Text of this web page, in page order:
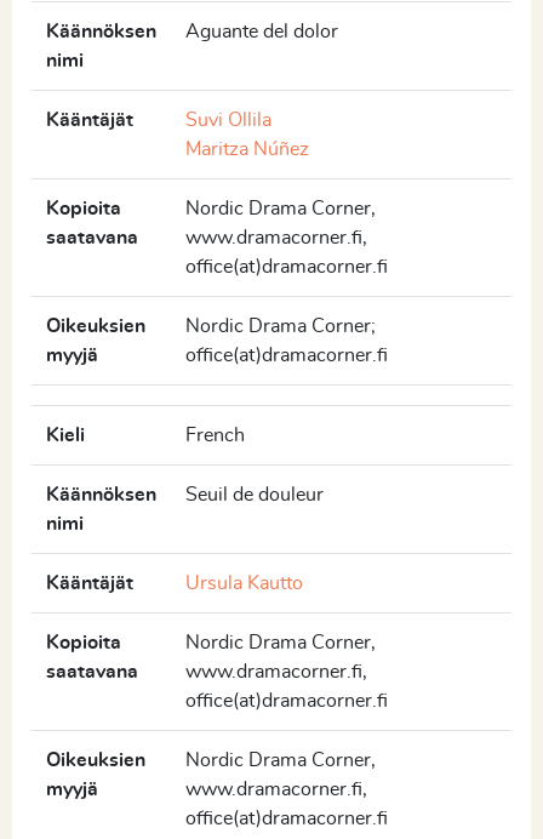
Käännöksen
nimi
Aguante del dolor
Kääntäjät
Suvi Ollila
Maritza Núñez
Kopioita
saatavana
Nordic Drama Corner,
www.dramacorner.fi,
office(at)dramacorner.fi
Oikeuksien
myyjä
Nordic Drama Corner;
office(at)dramacorner.fi
Kieli French
Käännöksen
nimi
Seuil de douleur
Kääntäjät Ursula Kautto
Kopioita
saatavana
Nordic Drama Corner,
www.dramacorner.fi,
office(at)dramacorner.fi
Oikeuksien
myyjä
Nordic Drama Corner,
www.dramacorner.fi,
office(at)dramacorner.fi